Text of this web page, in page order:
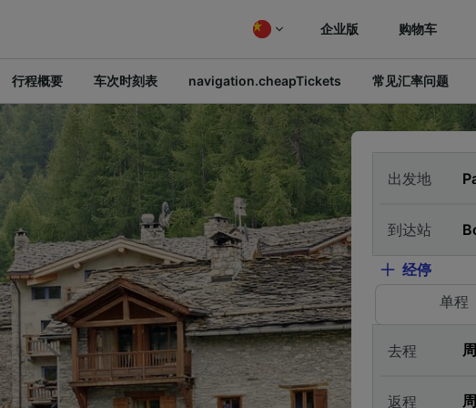
企业版 购物车
行程概要 车次时刻表 navigation.cheapTickets 常见汇率问题
出发地
到达站
经停
单程
去程
返程